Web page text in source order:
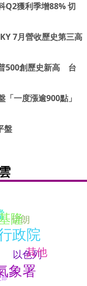
Q2獲利季增88% 切
7月營收歷史第三高
500創歷史新高 台
一度漲逾900點」
盤
以色列
象署
部
政院
其他
伊朗
隆